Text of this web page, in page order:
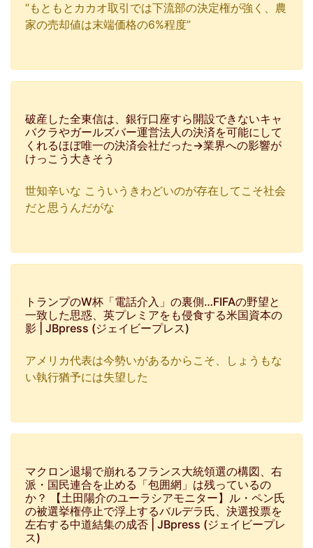
“もともとカカオ取引では下流部の決定権が強く、農
家の売却値は末端価格の6%程度”
破産した全東信は、銀行口座すら開設できないキャ
バクラやガールズバー運営法人の決済を可能にして
くれるほぼ唯一の決済会社だった→業界への影響が
けっこう大きそう
世知辛いな こういうきわどいのが存在してこそ社会
だと思うんだがな
トランプのW杯「電話介入」の裏側…FIFAの野望と
一致した思惑、英プレミアをも侵食する米国資本の
影 | JBpress (ジェイビープレス)
アメリカ代表は今勢いがあるからこそ、しょうもな
い執行猶予には失望した
マクロン退場で崩れるフランス大統領選の構図、右
派・国民連合を止める「包囲網」は残っているの
か？ 【土田陽介のユーラシアモニター】ル・ペン氏
の被選挙権停止で浮上するバルデラ氏、決選投票を
左右する中道結集の成否 | JBpress (ジェイビープレ
ス)